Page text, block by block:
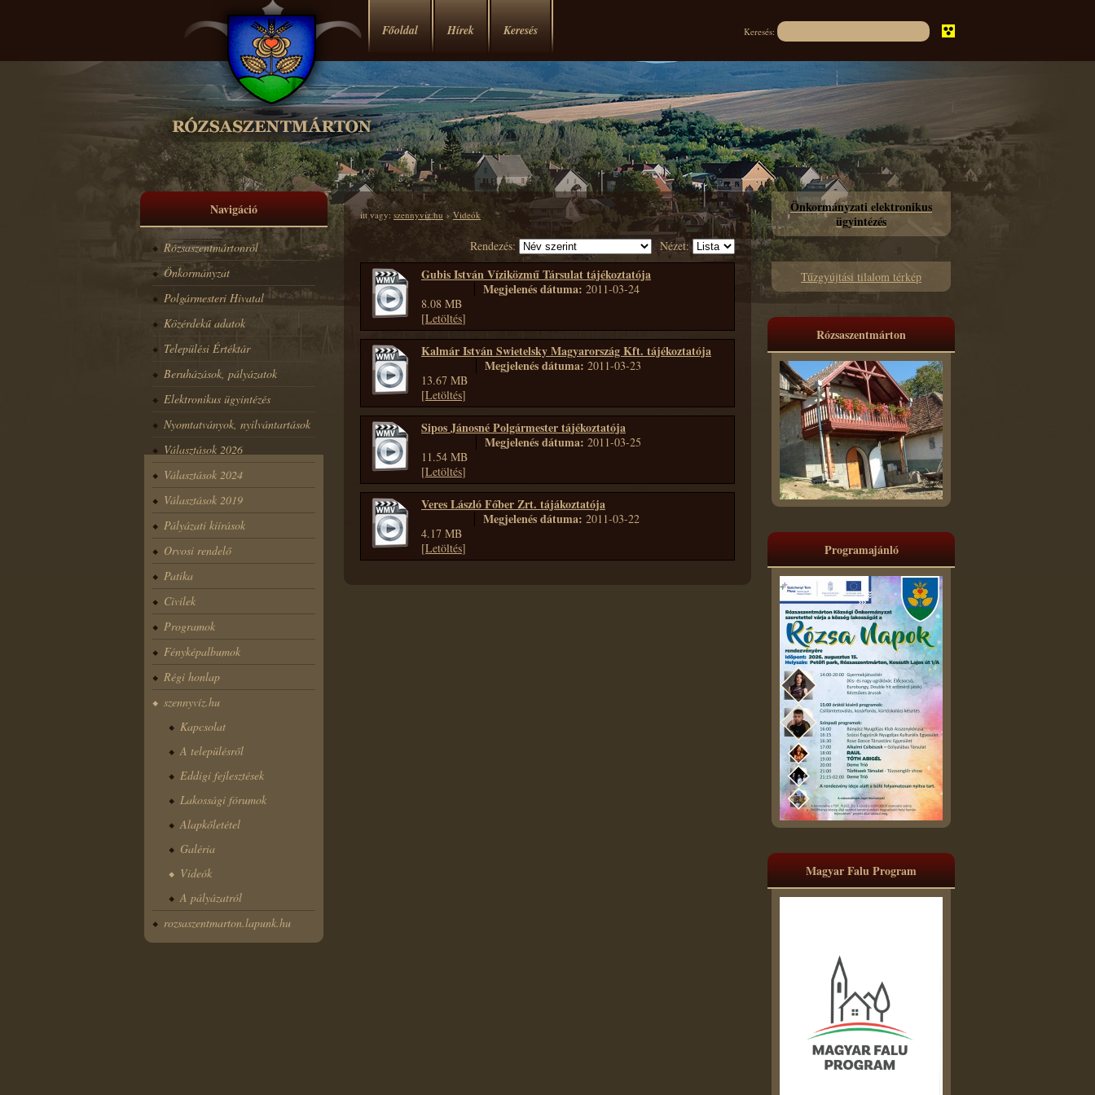
Főoldal Hírek Keresés Keresés:
Navigáció
Rózsaszentmártonról
Önkormányzat
Polgármesteri Hivatal
Közérdekű adatok
Települési Értéktár
Beruházások, pályázatok
Elektronikus ügyintézés
Nyomtatványok, nyilvántartások
Választások 2026
Választások 2024
Választások 2019
Pályázati kiírások
Orvosi rendelő
Patika
Civilek
Programok
Fényképalbumok
Régi honlap
szennyvíz.hu
Kapcsolat
A településről
Eddigi fejlesztések
Lakossági fórumok
Alapkőletétel
Galéria
Videók
A pályázatról
rozsaszentmarton.lapunk.hu
itt vagy: szennyvíz.hu ›Videók
Rendezés: Nézet:
Gubis István Víziközmű Társulat tájékoztatója
8.08 MB
[Letöltés]
Megjelenés dátuma: 2011-03-24
Kalmár István Swietelsky Magyarország Kft. tájékoztatója
13.67 MB
[Letöltés]
Megjelenés dátuma: 2011-03-23
Sipos Jánosné Polgármester tájékoztatója
11.54 MB
[Letöltés]
Megjelenés dátuma: 2011-03-25
Veres László Főber Zrt. tájákoztatója
4.17 MB
[Letöltés]
Megjelenés dátuma: 2011-03-22
Önkormányzati elektronikus
ügyintézés
Tűzgyújtási tilalom térkép
Rózsaszentmárton
Programajánló
Magyar Falu Program